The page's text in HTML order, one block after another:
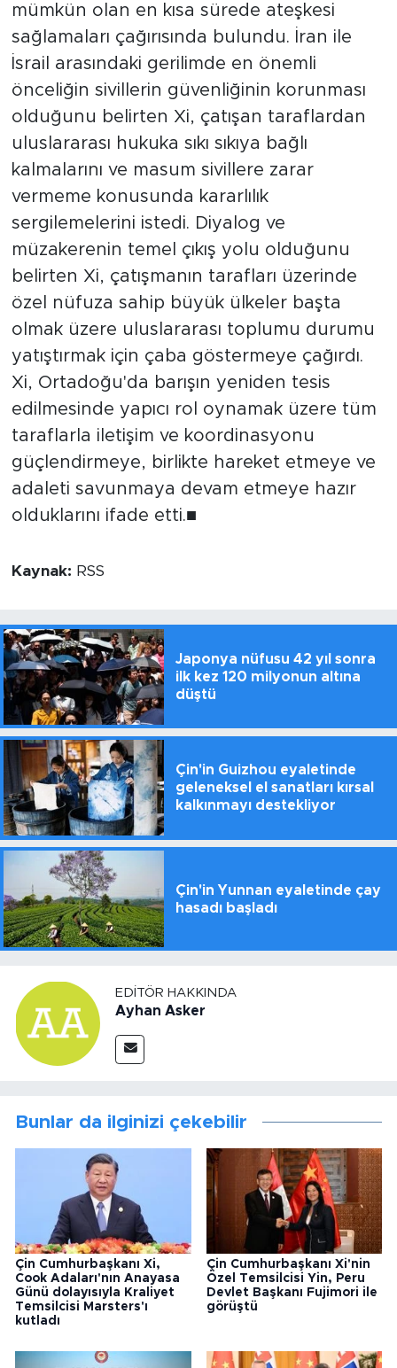
mümkün olan en kısa sürede ateşkesi
sağlamaları çağırısında bulundu. İran ile
İsrail arasındaki gerilimde en önemli
önceliğin sivillerin güvenliğinin korunması
olduğunu belirten Xi, çatışan taraflardan
uluslararası hukuka sıkı sıkıya bağlı
kalmalarını ve masum sivillere zarar
vermeme konusunda kararlılık
sergilemelerini istedi. Diyalog ve
müzakerenin temel çıkış yolu olduğunu
belirten Xi, çatışmanın tarafları üzerinde
özel nüfuza sahip büyük ülkeler başta
olmak üzere uluslararası toplumu durumu
yatıştırmak için çaba göstermeye çağırdı.
Xi, Ortadoğu'da barışın yeniden tesis
edilmesinde yapıcı rol oynamak üzere tüm
taraflarla iletişim ve koordinasyonu
güçlendirmeye, birlikte hareket etmeye ve
adaleti savunmaya devam etmeye hazır
olduklarını ifade etti.■
Kaynak: RSS
Japonya nüfusu 42 yıl sonra
ilk kez 120 milyonun altına
düştü
Çin'in Guizhou eyaletinde
geleneksel el sanatları kırsal
kalkınmayı destekliyor
Çin'in Yunnan eyaletinde çay
hasadı başladı
EDITÖR HAKKINDA
Ayhan Asker
Bunlar da ilginizi çekebilir
Çin Cumhurbaşkanı Xi,
Cook Adaları'nın Anayasa
Günü dolayısıyla Kraliyet
Temsilcisi Marsters'ı
kutladı
Çin Cumhurbaşkanı Xi'nin
Özel Temsilcisi Yin, Peru
Devlet Başkanı Fujimori ile
görüştü